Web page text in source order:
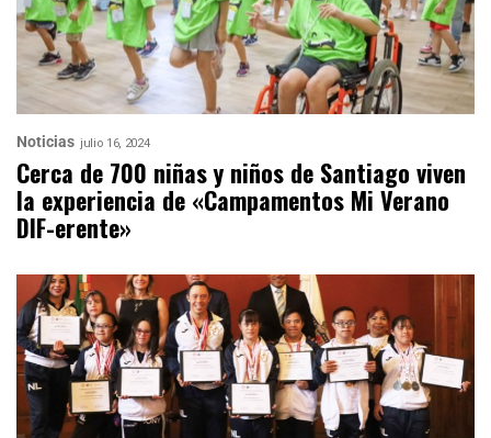
Noticias julio 16, 2024
Cerca de 700 niñas y niños de Santiago viven
la experiencia de «Campamentos Mi Verano
DIF-erente»